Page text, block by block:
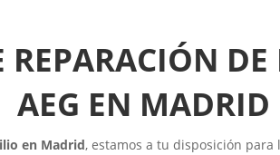
AEG EN MADRID
en Madrid, estamos a tu disposición para